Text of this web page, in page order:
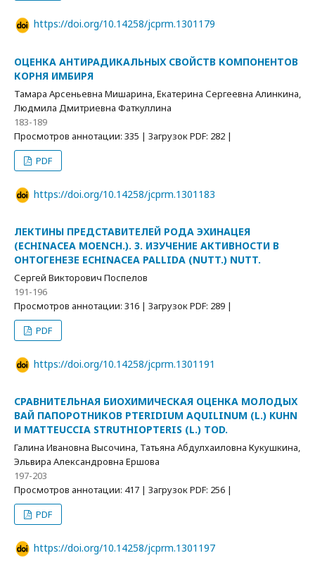
https://doi.org/10.14258/jcprm.1301179
ОЦЕНКА АНТИРАДИКАЛЬНЫХ СВОЙСТВ КОМПОНЕНТОВ
КОРНЯ ИМБИРЯ
Тамара Арсеньевна Мишарина, Екатерина Сергеевна Алинкина,
Людмила Дмитриевна Фаткуллина
183-189
Просмотров аннотации: 335 | Загрузок PDF: 282 |
PDF
https://doi.org/10.14258/jcprm.1301183
ЛЕКТИНЫ ПРЕДСТАВИТЕЛЕЙ РОДА ЭХИНАЦЕЯ
(ECHINACEA MOENCH.). 3. ИЗУЧЕНИЕ АКТИВНОСТИ В
ОНТОГЕНЕЗЕ ECHINACEA PALLIDA (NUTT.) NUTT.
Сергей Викторович Поспелов
191-196
Просмотров аннотации: 316 | Загрузок PDF: 289 |
PDF
https://doi.org/10.14258/jcprm.1301191
СРАВНИТЕЛЬНАЯ БИОХИМИЧЕСКАЯ ОЦЕНКА МОЛОДЫХ
ВАЙ ПАПОРОТНИКОВ PTERIDIUM AQUILINUM (L.) KUHN
И MATTEUCCIA STRUTHIOPTERIS (L.) TOD.
Галина Ивановна Высочина, Татьяна Абдулхаиловна Кукушкина,
Эльвира Александровна Ершова
197-203
Просмотров аннотации: 417 | Загрузок PDF: 256 |
PDF
https://doi.org/10.14258/jcprm.1301197